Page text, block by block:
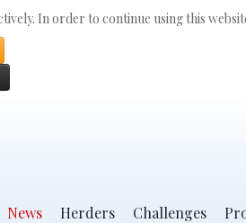
In order to continue using this
News Herders Challenges